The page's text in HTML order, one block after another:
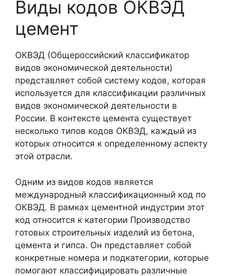
Виды кодов ОКВЭД
цемент
ОКВЭД (Общероссийский классификатор
видов экономической деятельности)
представляет собой систему кодов, которая
используется для классификации различных
видов экономической деятельности в
России. В контексте цемента существует
несколько типов кодов ОКВЭД, каждый из
которых относится к определенному аспекту
этой отрасли.
Одним из видов кодов является
международный классификационный код по
ОКВЭД. В рамках цементной индустрии этот
код относится к категории Производство
готовых строительных изделий из бетона,
цемента и гипса. Он представляет собой
конкретные номера и подкатегории, которые
помогают классифицировать различные